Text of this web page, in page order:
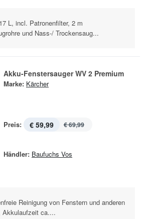
L, incl. Patronenfilter, 2 m
und Nass-/ Trockensaug...
Akku-Fenstersauger WV 2 Premium
Marke: Kärcher
Preis: € 59,99 € 69,99
Händler: Baufuchs Vos
Reinigung von Fenstern und anderen
Akkulaufzeit ca....